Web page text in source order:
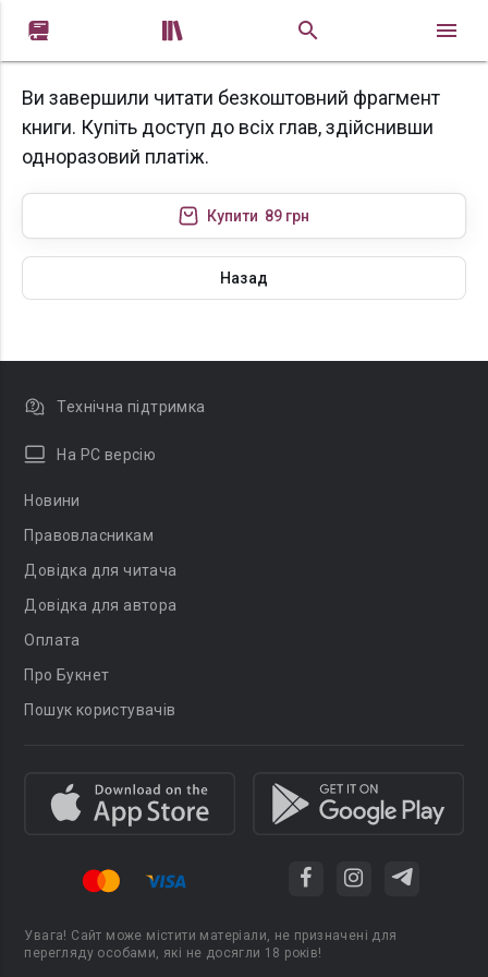
 
Ви завершили читати безкоштовний фрагмент
книги. Купіть доступ до всіх глав, здійснивши
одноразовий платіж.
Купити 89 грн
Назад
Технічна підтримка
На PC версію
Новини
Правовласникам
Довідка для читача
Довідка для автора
Оплата
Про Букнет
Пошук користувачів
Увага! Сайт може містити матеріали, не призначені для
перегляду особами, які не досягли 18 років!